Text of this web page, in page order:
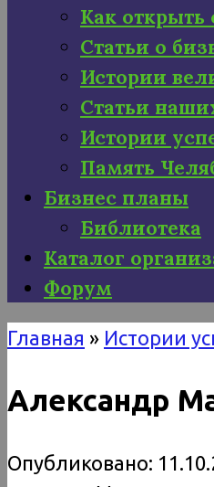
Как открыть
Статьи о
Истории
Статьи
Истории
Память
Бизнес планы
Библиотека
Каталог
Форум
Главная » Истории
Александр
Опубликовано: